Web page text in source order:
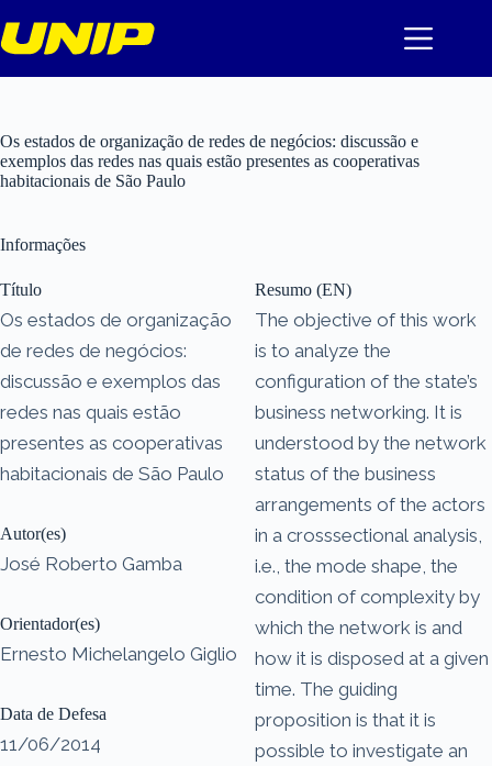
para
o
Os estados de organização de redes de negócios: discussão e
exemplos das redes nas quais estão presentes as cooperativas
habitacionais de São Paulo
Informações
Título
Os estados de organização
de redes de negócios:
discussão e exemplos das
redes nas quais estão
presentes as cooperativas
habitacionais de São Paulo
Autor(es)
José Roberto Gamba
Orientador(es)
Ernesto Michelangelo Giglio
Data de Defesa
11/06/2014
Resumo (EN)
The objective of this work
is to analyze the
configuration of the state’s
business networking. It is
understood by the network
status of the business
arrangements of the actors
in a crosssectional analysis,
i.e., the mode shape, the
condition of complexity by
which the network is and
how it is disposed at a given
time. The guiding
proposition is that it is
possible to investigate an